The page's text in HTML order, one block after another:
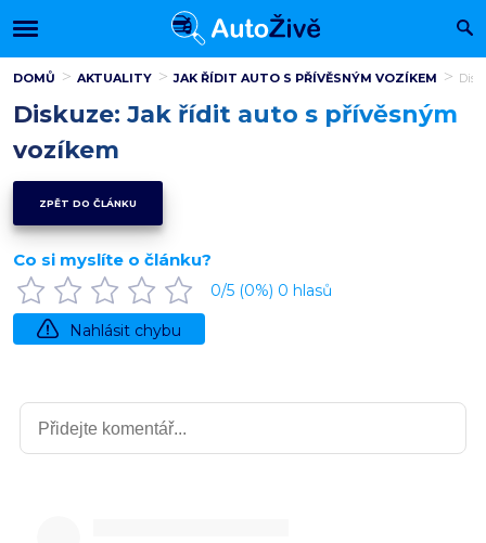
DOMŮ AKTUALITY JAK ŘÍDIT AUTO S PŘÍVĚSNÝM VOZÍKEM
Diskuze: Jak řídit auto s přívěsným
vozíkem
ZPĚT DO ČLÁNKU
Co si myslíte o článku?
0/5 (0%) 0 hlasů
Nahlásit chybu